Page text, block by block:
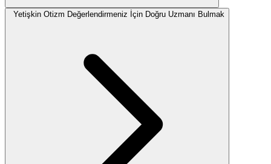
Yetişkin Otizm Değerlendirmeniz İçin Doğru Uzmanı Bulmak